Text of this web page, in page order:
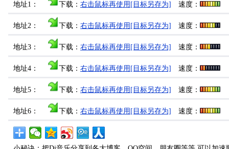
地址1： 下载： 右击鼠标再使用[目标另存为] 速度：
地址2： 下载： 右击鼠标再使用[目标另存为] 速度：
地址3： 下载： 右击鼠标再使用[目标另存为] 速度：
地址4： 下载： 右击鼠标再使用[目标另存为] 速度：
地址5： 下载： 右击鼠标再使用[目标另存为] 速度：
地址6： 下载： 右击鼠标再使用[目标另存为] 速度：